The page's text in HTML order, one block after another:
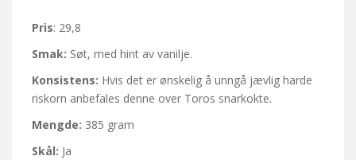
Pris: 29,8
Smak: Søt, med hint av vanilje.
Konsistens: Hvis det er ønskelig å unngå jævlig harde
riskorn anbefales denne over Toros snarkokte.
Mengde: 385 gram
Skål: Ja